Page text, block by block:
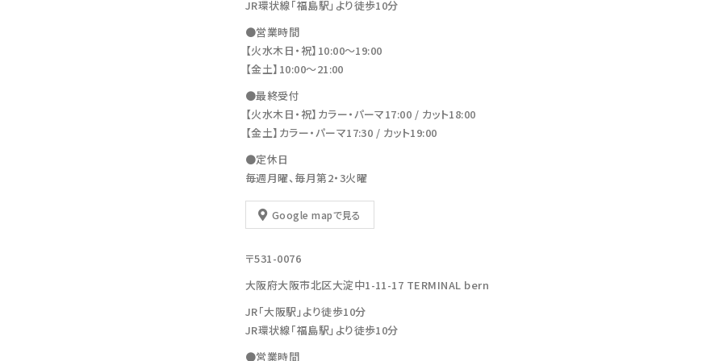
JR環状線「福島駅」より徒歩10分
●営業時間
【火水木日・祝】10:00～19:00
【金土】10:00〜21:00
●最終受付
【火水木日・祝】カラー・パーマ17:00 / カット18:00
【金土】カラー・パーマ17:30 / カット19:00
●定休日
毎週月曜、毎月第2・3火曜
Google mapで見る
〒531-0076
大阪府大阪市北区大淀中1-11-17 TERMINAL bern
JR「大阪駅」より徒歩10分
JR環状線「福島駅」より徒歩10分
●営業時間